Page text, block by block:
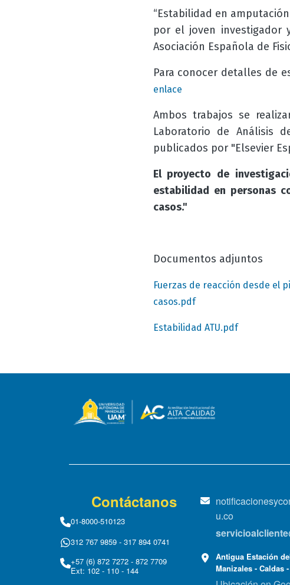
“Estabilidad en
por el joven investigador
Asociación Española de
Para conocer detalles de
enlace
Ambos trabajos se
Laboratorio de Análisis
publicados por "Elsevier
El proyecto de
estabilidad en personas
casos."
Documentos adjuntos
Fuerzas de reacción desde el
casos.pdf
Estabilidad ATU.pdf
Contáctanos
01-8000-510123
312 767 9859 - 317 894 0741
+57 (6) 872 7272 - 872 7709
Ext: 102 - 110 - 144
u.co
Antigua Estación
Manizales - Caldas